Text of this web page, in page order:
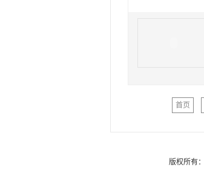
首页
版权所有：